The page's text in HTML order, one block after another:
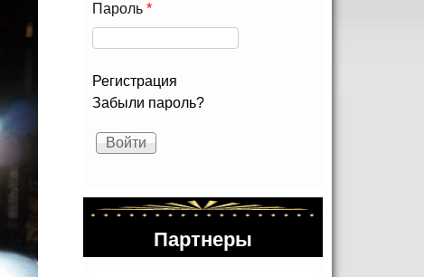
Пароль *
Регистрация
Забыли пароль?
Партнеры